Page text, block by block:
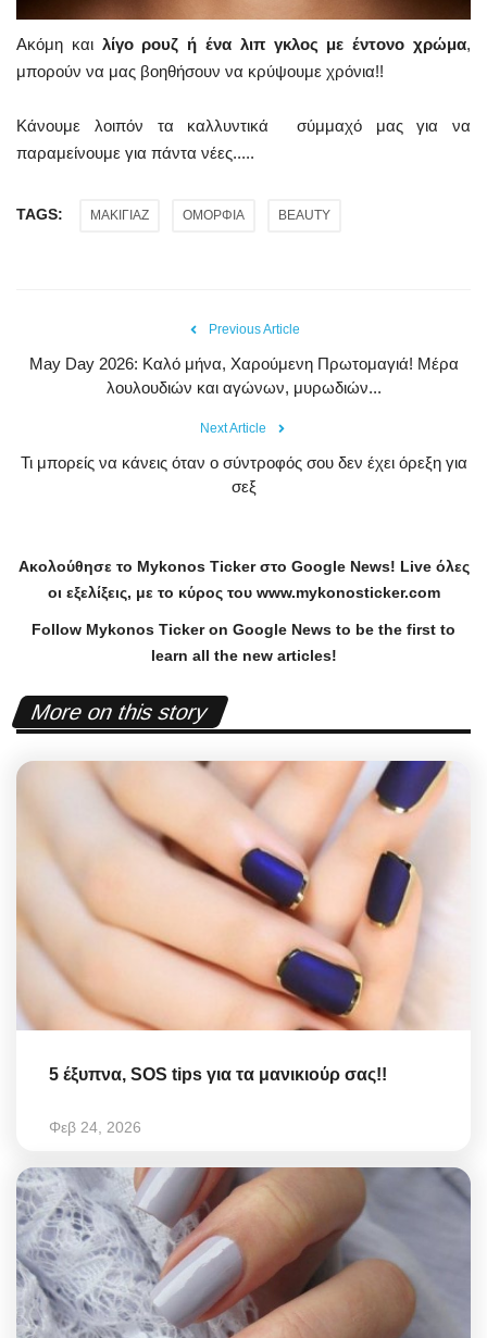
Ακόμη και λίγο ρουζ ή ένα λιπ γκλος με έντονο χρώμα,
μπορούν να μας βοηθήσουν να κρύψουμε χρόνια!!
Κάνουμε λοιπόν τα καλλυντικά σύμμαχό μας για να
παραμείνουμε για πάντα νέες.....
TAGS: ΜΑΚΙΓΙΑΖ ΟΜΟΡΦΙΑ BEAUTY
Previous Article
May Day 2026: Καλό μήνα, Χαρούμενη Πρωτομαγιά! Μέρα
λουλουδιών και αγώνων, μυρωδιών...
Next Article
Τι μπορείς να κάνεις όταν ο σύντροφός σου δεν έχει όρεξη για
σεξ
Ακολούθησε το Mykonos Tickerστο Google News! Liveόλες
οι εξελίξεις, με το κύρος του www.mykonosticker.com
Follow Mykonos Ticker on Google News to be the first to
learn all the new articles!
More on this story
5 έξυπνα, SOS tips για τα μανικιούρ σας!!
Φεβ 24, 2026